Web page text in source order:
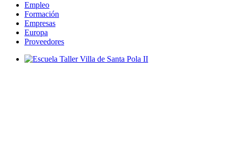
Empleo
Formación
Empresas
Europa
Proveedores